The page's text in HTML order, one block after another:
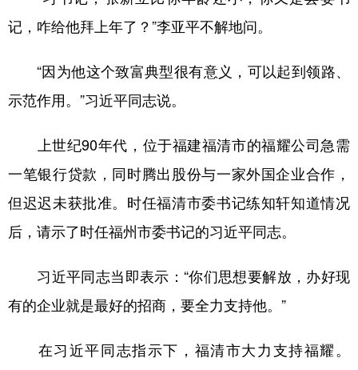
记，咋给他拜上年了？”李亚平不解地问。
“因为他这个致富典型很有意义，可以起到领路、
示范作用。”习近平同志说。
上世纪90年代，位于福建福清市的福耀公司急需
一笔银行贷款，同时腾出股份与一家外国企业合作，
但迟迟未获批准。时任福清市委书记练知轩知道情况
后，请示了时任福州市委书记的习近平同志。
习近平同志当即表示：“你们思想要解放，办好现
有的企业就是最好的招商，要全力支持他。”
在习近平同志指示下，福清市大力支持福耀。